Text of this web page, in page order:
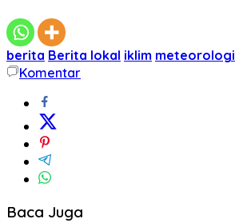
berita Berita lokal iklim meteorologi
Komentar
Baca Juga